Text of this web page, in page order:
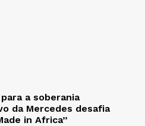
a soberania
da Mercedes desafia
in Africa”